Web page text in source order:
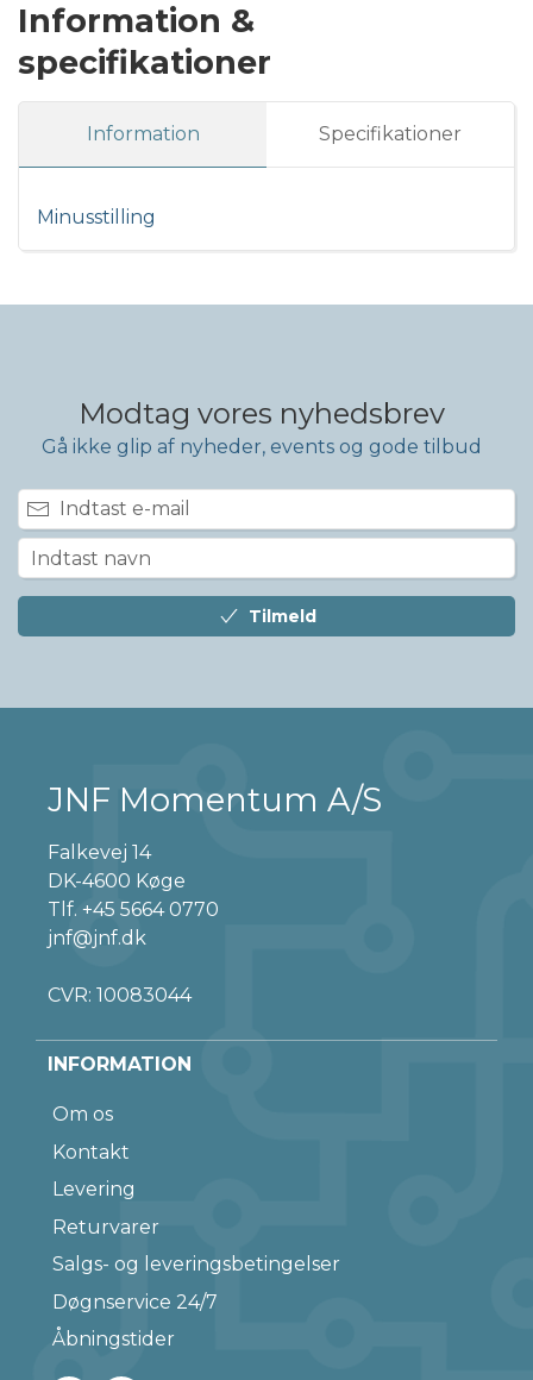
Information &
specifikationer
Information Specifikationer
Minusstilling
Modtag vores nyhedsbrev
Gå ikke glip af nyheder, events og gode tilbud
Tilmeld
JNF Momentum A/S
Falkevej 14
DK-4600 Køge
Tlf. +45 5664 0770
jnf@jnf.dk
CVR: 10083044
INFORMATION
Om os
Kontakt
Levering
Returvarer
Salgs- og leveringsbetingelser
Døgnservice 24/7
Åbningstider